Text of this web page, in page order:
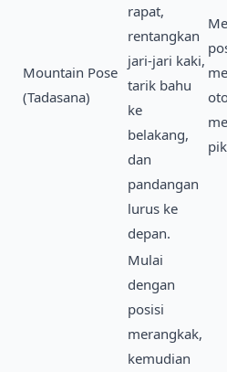
Mountain Pose
(Tadasana)
rapat,
rentangkan
jari-jari kaki,
tarik bahu
ke
belakang,
dan
pandangan
lurus ke
depan.
Mulai
dengan
posisi
merangkak,
kemudian